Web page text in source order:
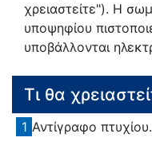
χρειαστείτε"). Η
υποψηφίου
υποβάλλονται
Τι θα
1 Αντίγραφο